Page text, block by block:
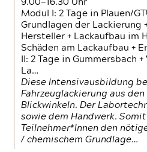
9.00—16.30 Uhr
Modul I: 2 Tage in Plauen/
Grundlagen der Lackierung
Hersteller + Lackaufbau im
Schäden am Lackaufbau +
II: 2 Tage in Gummersbach
La…
Diese Intensivausbildung
Fahrzeuglackierung aus
Blickwinkeln. Der
sowie dem Handwerk.
Teilnehmer*Innen den
/ chemischem Grundlage…